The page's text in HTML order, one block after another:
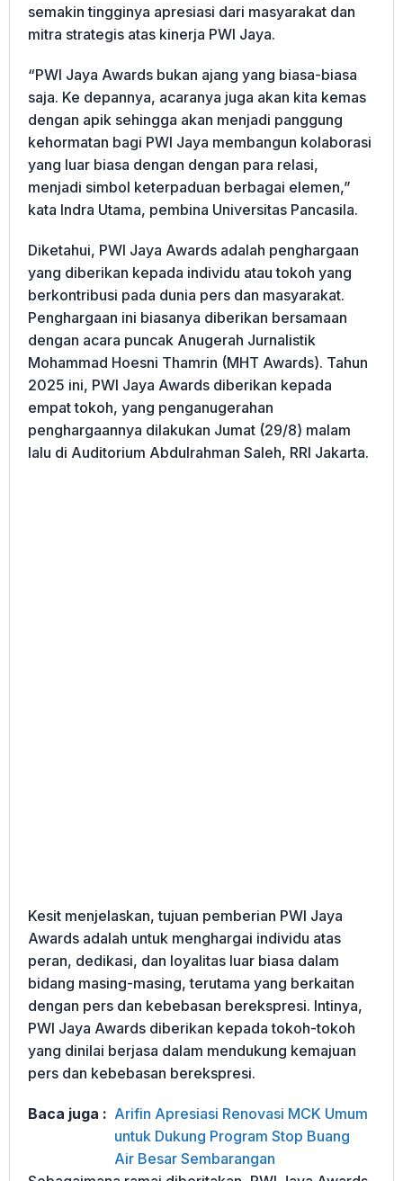
semakin tingginya apresiasi dari masyarakat dan
mitra strategis atas kinerja PWI Jaya.
“PWI Jaya Awards bukan ajang yang biasa-biasa
saja. Ke depannya, acaranya juga akan kita kemas
dengan apik sehingga akan menjadi panggung
kehormatan bagi PWI Jaya membangun kolaborasi
yang luar biasa dengan dengan para relasi,
menjadi simbol keterpaduan berbagai elemen,”
kata Indra Utama, pembina Universitas Pancasila.
Diketahui, PWI Jaya Awards adalah penghargaan
yang diberikan kepada individu atau tokoh yang
berkontribusi pada dunia pers dan masyarakat.
Penghargaan ini biasanya diberikan bersamaan
dengan acara puncak Anugerah Jurnalistik
Mohammad Hoesni Thamrin (MHT Awards). Tahun
2025 ini, PWI Jaya Awards diberikan kepada
empat tokoh, yang penganugerahan
penghargaannya dilakukan Jumat (29/8) malam
lalu di Auditorium Abdulrahman Saleh, RRI Jakarta.
Kesit menjelaskan, tujuan pemberian PWI Jaya
Awards adalah untuk menghargai individu atas
peran, dedikasi, dan loyalitas luar biasa dalam
bidang masing-masing, terutama yang berkaitan
dengan pers dan kebebasan berekspresi. Intinya,
PWI Jaya Awards diberikan kepada tokoh-tokoh
yang dinilai berjasa dalam mendukung kemajuan
pers dan kebebasan berekspresi.
Baca juga : Arifin Apresiasi Renovasi MCK Umum
untuk Dukung Program Stop Buang
Air Besar Sembarangan